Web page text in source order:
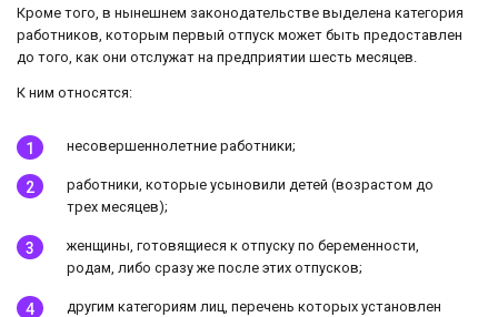
Кроме того, в нынешнем законодательстве выделена категория
работников, которым первый отпуск может быть предоставлен
до того, как они отслужат на предприятии шесть месяцев.
К ним относятся:
несовершеннолетние работники;
работники, которые усыновили детей (возрастом до
трех месяцев);
женщины, готовящиеся к отпуску по беременности,
родам, либо сразу же после этих отпусков;
другим категориям лиц, перечень которых установлен